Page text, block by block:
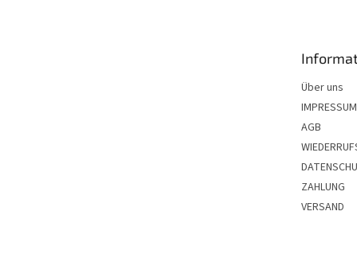
Über uns
IMPRESSUM
AGB
ZAHLUNG
VERSAND